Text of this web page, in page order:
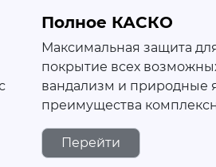
Полное КАСКО
Максимальная защита
покрытие всех
вандализм и природные
преимущества
Перейти